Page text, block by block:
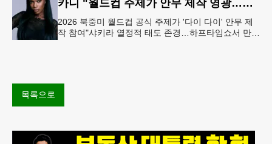
카니 "월드컵 주제가 안무 제작 영광…춤은 국경 없는 언어"
2026 북중미 월드컵 공식 주제가 '다이 다이' 안무 제
작 참여"샤키라 열정적 태도 존경…하프타임쇼서 만난
목록으로